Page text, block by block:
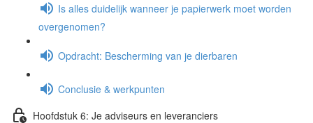
Is alles duidelijk wanneer je papierwerk moet worden
overgenomen?
Opdracht: Bescherming van je dierbaren
Conclusie & werkpunten
Hoofdstuk 6: Je adviseurs en leveranciers